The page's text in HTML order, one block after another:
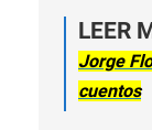
LEER
Jorge
cuentos